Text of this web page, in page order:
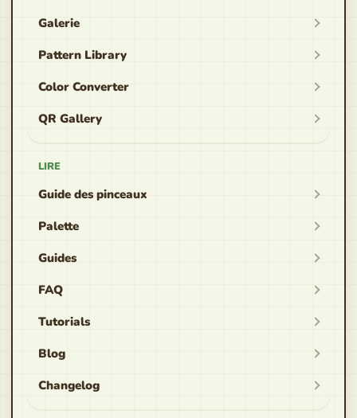
Galerie
Pattern Library
Color Converter
QR Gallery
LIRE
Guide des pinceaux
Palette
Guides
FAQ
Tutorials
Blog
Changelog